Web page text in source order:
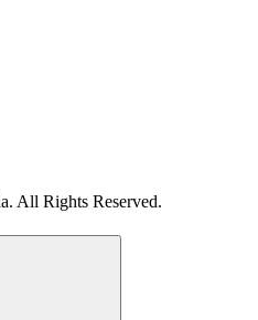
. All Rights Reserved.